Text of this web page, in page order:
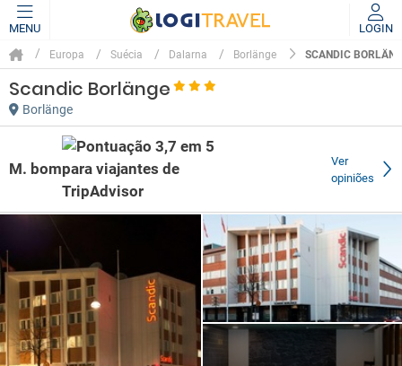
MENU LOGIN
Europa Suécia Dalarna Borlänge SCANDIC
Scandic Borlänge
Borlänge
M. bom
Ver
opiniões